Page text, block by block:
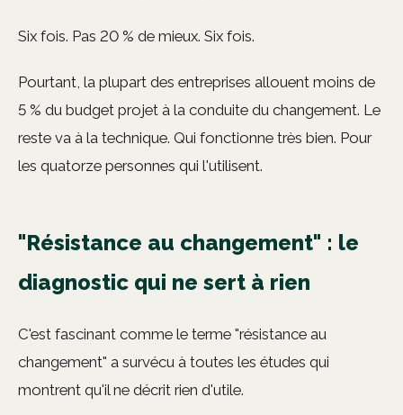
Six fois. Pas 20 % de mieux. Six fois.
Pourtant, la plupart des entreprises allouent moins de
5 % du budget projet à la conduite du changement. Le
reste va à la technique. Qui fonctionne très bien. Pour
les quatorze personnes qui l'utilisent.
"Résistance au changement" : le
diagnostic qui ne sert à rien
C'est fascinant comme le terme "résistance au
changement" a survécu à toutes les études qui
montrent qu'il ne décrit rien d'utile.